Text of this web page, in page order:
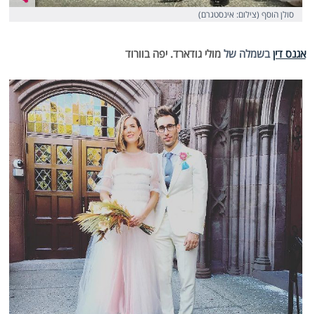
סולן הוסף (צילום: אינסטגרם)
אגנס דיןבשמלה שלמולי גודארד. יפה בוורוד